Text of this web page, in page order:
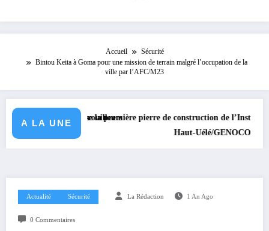
Accueil
Sécurité
Bintou Keita à Goma pour une mission de terrain malgré l’occupation de la
ville par l’AFC/M23
A LA UNE
des patrouilleurs
pose la première pierre de construction de l’Institut Somana de
Haut-Uélé/GENOCOST : le Vice-
Actualité Sécurité La Rédaction 1 An Ago
0 Commentaires